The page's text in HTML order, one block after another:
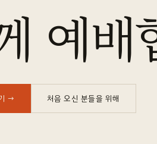
예배
→ 처음 오신 분들을 위해